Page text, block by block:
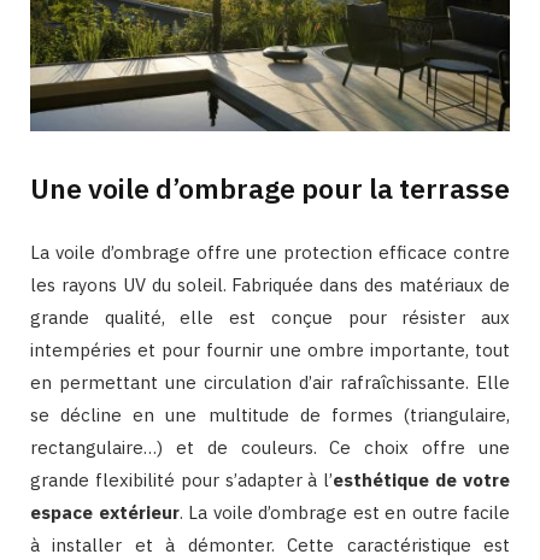
Une voile d’ombrage pour la terrasse
La voile d’ombrage offre une protection efficace contre
les rayons UV du soleil. Fabriquée dans des matériaux de
grande qualité, elle est conçue pour résister aux
intempéries et pour fournir une ombre importante, tout
en permettant une circulation d’air rafraîchissante. Elle
se décline en une multitude de formes (triangulaire,
rectangulaire…) et de couleurs. Ce choix offre une
grande flexibilité pour s’adapter à l’esthétique de votre
espace extérieur. La voile d’ombrage est en outre facile
à installer et à démonter. Cette caractéristique est